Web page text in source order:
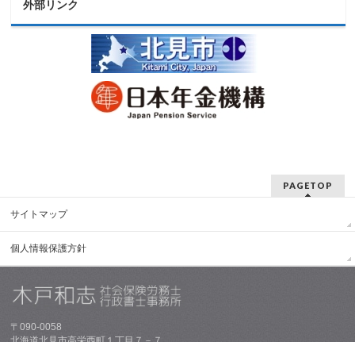
外部リンク
PAGETOP
サイトマップ
個人情報保護方針
〒090-0058